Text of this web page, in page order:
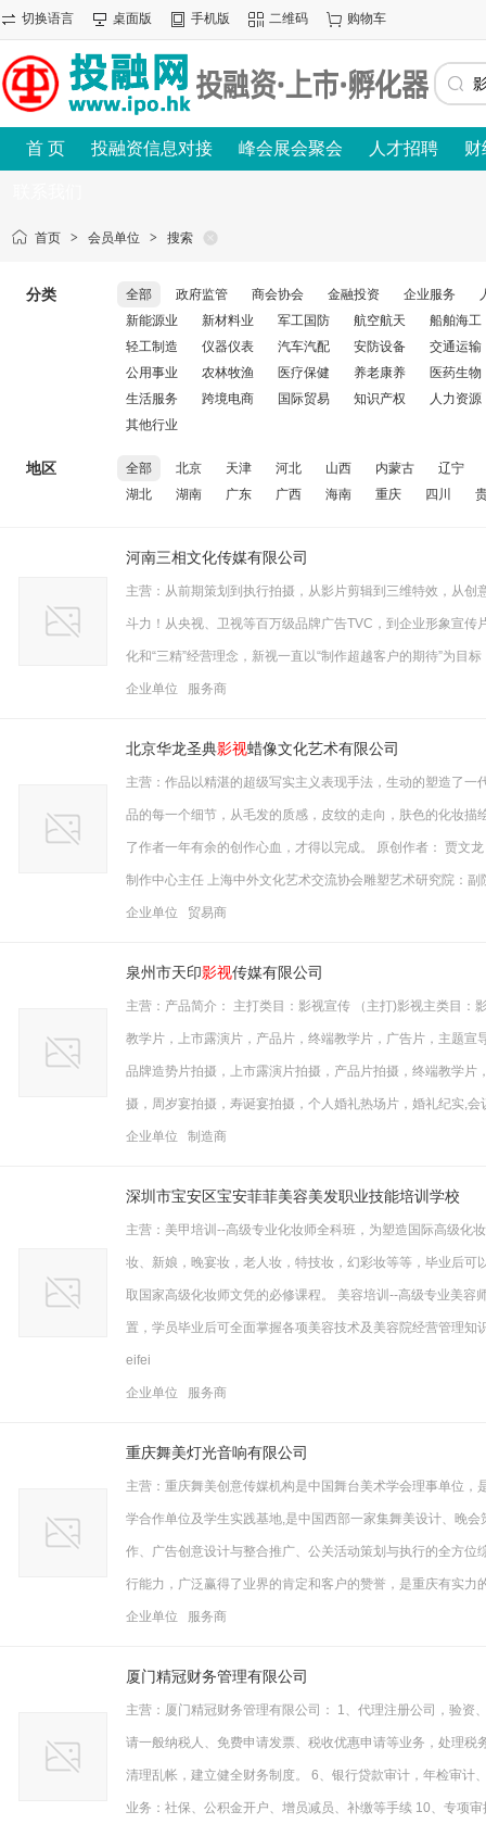
切换语言 桌面版 手机版 二维码 购物车
首 页 投融资信息对接 峰会展会聚会 人才招聘 财
首页 > 会员单位 > 搜索
分类 全部 政府监管 商会协会 金融投资 企业服务
新能源业
新材料业 军工国防 航空航天
船舶海工
轻工制造
仪器仪表 汽车汽配 安防设备
交通运输
公用事业
农林牧渔 医疗保健 养老康养
医药生物
生活服务
跨境电商 国际贸易 知识产权
人力资源
其他行业
地区 全部 北京 天津 河北 山西 内蒙古
辽宁
湖北
湖南 广东 广西 海南 重庆 四川
河南三相文化传媒有限公司
主营：从前期策划到执行拍摄，从影片剪辑到三维特效，从
斗力！从央视、卫视等百万级品牌广告TVC，到企业形象宣传
化和“三精”经营理念，新视一直以“制作超越客户的期待”为目
企业单位 服务商
北京华龙圣典影视蜡像文化艺术有限公司
主营：作品以精湛的超级写实主义表现手法，生动的塑造了
品的每一个细节，从毛发的质感，皮纹的走向，肤色的化妆
了作者一年有余的创作心血，才得以完成。 原创作者： 贾文
制作中心主任 上海中外文化艺术交流协会雕塑艺术研究院：副
企业单位 贸易商
泉州市天印影视传媒有限公司
主营：产品简介： 主打类目：影视宣传 （主打)影视主类目
教学片，上市露演片，产品片，终端教学片，广告片，主题
品牌造势片拍摄，上市露演片拍摄，产品片拍摄，终端教学
摄，周岁宴拍摄，寿诞宴拍摄，个人婚礼热场片，婚礼纪实,
企业单位 制造商
深圳市宝安区宝安菲菲美容美发职业技能培训学校
主营：美甲培训--高级专业化妆师全科班，为塑造国际高级化
妆、新娘，晚宴妆，老人妆，特技妆，幻彩妆等等，毕业后
取国家高级化妆师文凭的必修课程。 美容培训--高级专业美
置，学员毕业后可全面掌握各项美容技术及美容院经营管理
eifei
企业单位 服务商
重庆舞美灯光音响有限公司
主营：重庆舞美创意传媒机构是中国舞台美术学会理事单位
学合作单位及学生实践基地,是中国西部一家集舞美设计、晚
作、广告创意设计与整合推广、公关活动策划与执行的全方
行能力，广泛赢得了业界的肯定和客户的赞誉，是重庆有实力
企业单位 服务商
厦门精冠财务管理有限公司
主营：厦门精冠财务管理有限公司： 1、代理注册公司，验
请一般纳税人、免费申请发票、税收优惠申请等业务，处理
清理乱帐，建立健全财务制度。 6、银行贷款审计，年检审计
业务：社保、公积金开户、增员减员、补缴等手续 10、专项